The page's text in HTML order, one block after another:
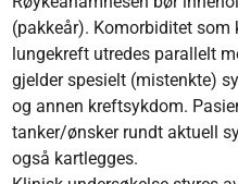
(pakkeår). Komorbiditet
lungekreft utredes parallelt
gjelder spesielt (mistenkte)
og annen kreftsykdom.
tanker/ønsker rundt aktuell
også kartlegges.